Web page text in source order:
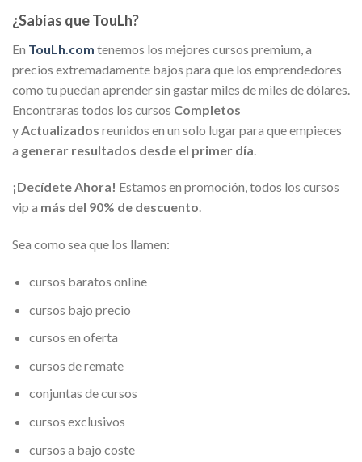
¿Sabías que TouLh?
En TouLh.com tenemos los mejores cursos premium, a
precios extremadamente bajos para que los emprendedores
como tu puedan aprender sin gastar miles de miles de dólares.
Encontraras todos los cursos Completos
y Actualizados reunidos en un solo lugar para que empieces
a generar resultados desde el primer día
¡Decídete Ahora! Estamos en promoción, todos los cursos
vip a más del 90% de descuento.
Sea como sea que los llamen:
cursos baratos online
cursos bajo precio
cursos en oferta
cursos de remate
conjuntas de cursos
cursos exclusivos
cursos a bajo coste